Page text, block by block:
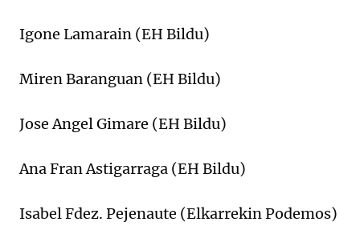
Igone Lamarain (EH Bildu)
Miren Baranguan (EH Bildu)
Jose Angel Gimare (EH Bildu)
Ana Fran Astigarraga (EH Bildu)
Isabel Fdez. Pejenaute (Elkarrekin Podemos)